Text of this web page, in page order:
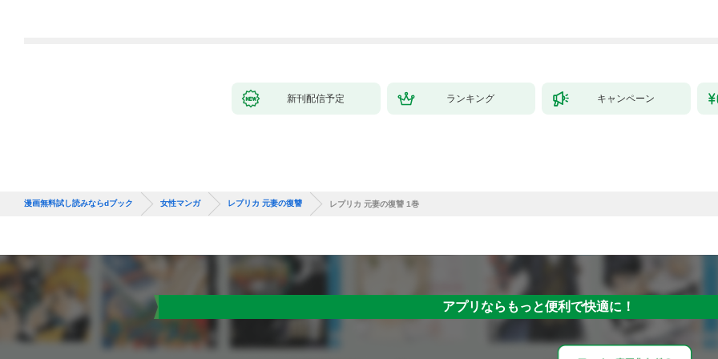
新刊配信予定 ランキング キャンペーン
漫画無料試し読みならdブック 女性マンガ レプリカ 元妻の復讐 レプリカ 元妻の復讐 1巻
アプリならもっと便利で快適に！